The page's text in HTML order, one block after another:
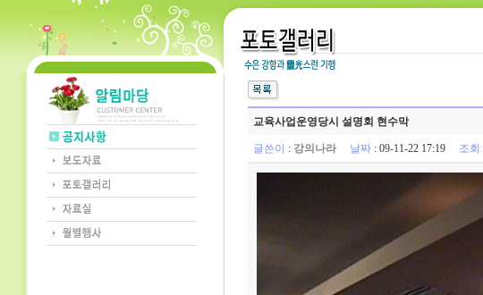
교육사업운영당시 설명회 현수막
글쓴이 : 강의나라 날짜 : 09-11-22 17:19 조회